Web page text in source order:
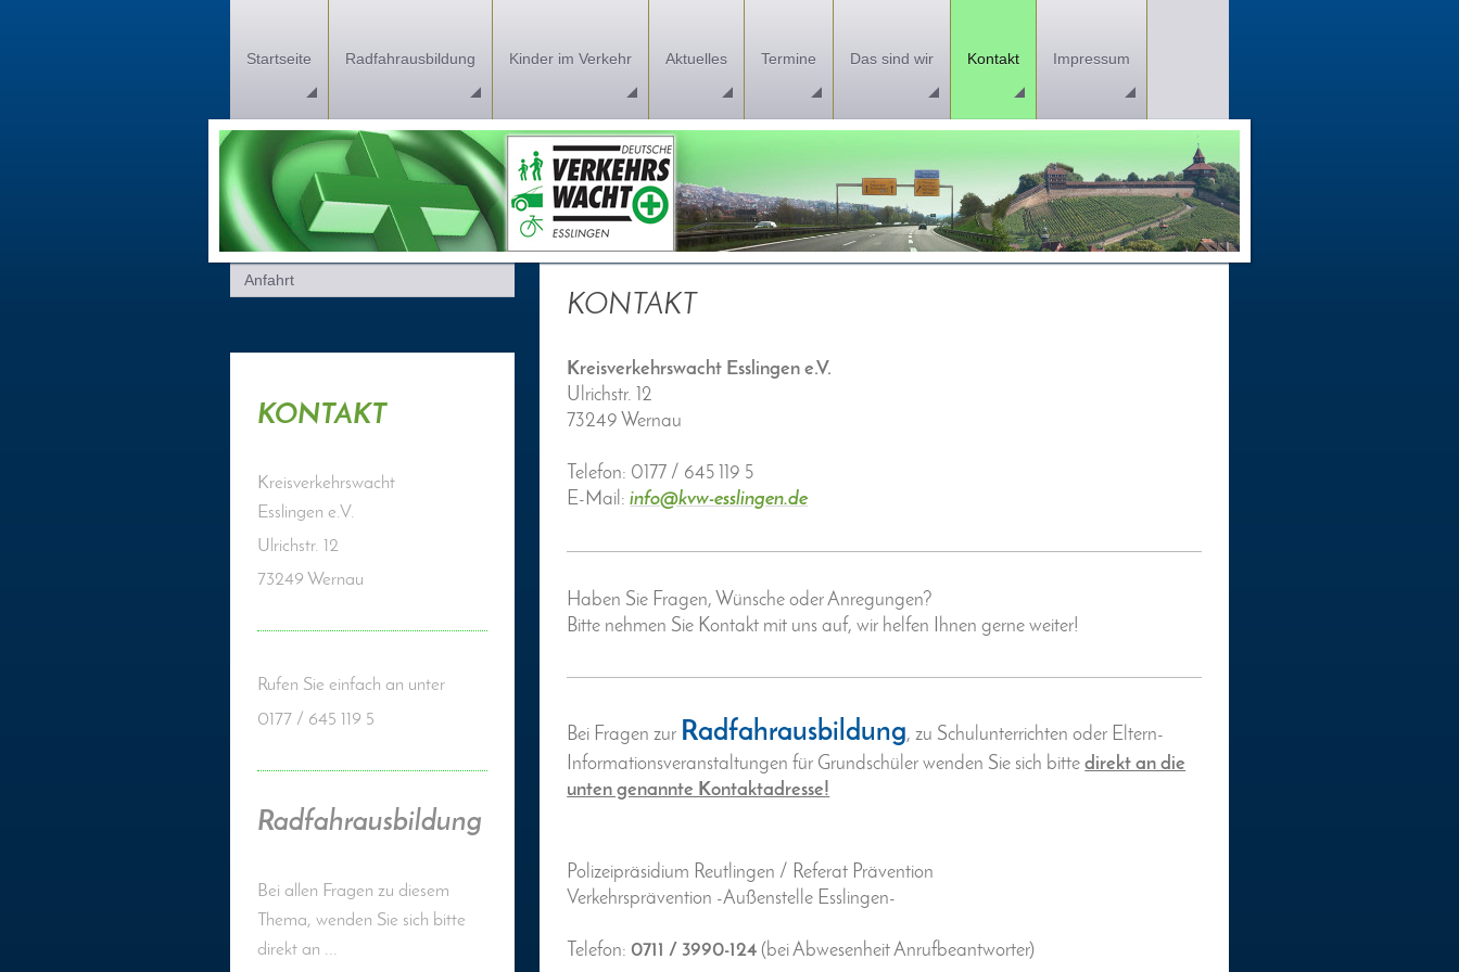
Startseite Radfahrausbildung Kinder im Verkehr Aktuelles Termine Das sind wir Kontakt Impressum
KONTAKT
Kreisverkehrswacht Esslingen e.V.
Ulrichstr. 12
73249 Wernau
Telefon: 0177 / 645 119 5
E-Mail:info@kvw-esslingen.de
Haben Sie Fragen, Wünsche oder Anregungen?
Bitte nehmen Sie Kontakt mit uns auf, wir helfen Ihnen gerne weiter!
Bei Fragen zur Radfahrausbildung, zu Schulunterrichten oder Eltern-
Informationsveranstaltungen für Grundschüler wenden Sie sich bittedirekt an die
unten genannte Kontaktadresse!
Polizeipräsidium Reutlingen / Referat Prävention
Verkehrsprävention -Außenstelle Esslingen-
Telefon: 0711 / 3990-124 (bei Abwesenheit Anrufbeantworter)
Anfahrt
KONTAKT
Kreisverkehrswacht
Esslingen e.V.
Ulrichstr. 12
73249 Wernau
Rufen Sie einfach an unter
0177 / 645 119 5
Radfahrausbildung
Bei allen Fragen zu diesem
Thema, wenden Sie sich bitte
direkt an ...